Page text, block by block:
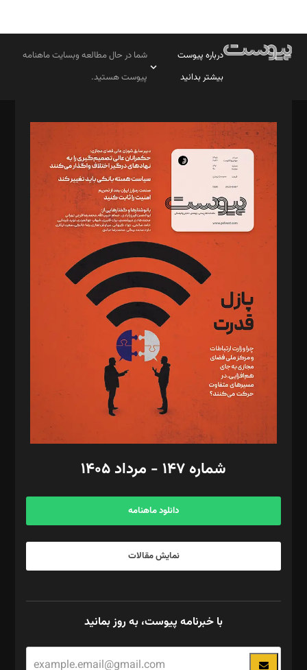
درباره پیوست
بیشتر بدانید
شما در حال مطالعه وبسایت ماهنامه
پیوست هستید.
مدیر مسئول: محمدباقر اثنی‌عشری
سردبیر: مهرک محمودی
دبیر تحریریه: میثم قاسمی
د‌بیر ناداستان: سمانه سمیع
د‌بیر خدمت و تجارت: ابوالفضل رجبی
د‌بیر حقوق فناوری: حسام‌الدین ایپکچی
د‌بیر پیوست جهان: مینا پاکدل
د‌بیر تحریریه آنلاین: بابک نقاش
تحریریه‌: مجتبی محمود‌ی، آرش برهمند، یسنا امان‌پور، سروش کرمیان،
مصطفی مسجدی آرانی، ابوالفضل رجبی، زهرا فکرانه، فائزه فتحی
رستمی،مصطفی باستان
ویرایش: نگار استاد‌‌آقا
طراح یونیفرم: مجید توکلی
فیلمبرداری و عکاسی: امیر شفیعی، مانی لطفی زاده
گرافیک و صفحه‌آرایی: سید‌سبحان‌علی ثابت
مد‌یر توسعه تجاری: کامبیز برید‌
امور مالی: شاپور رهبری، محمد‌ کاظمی‌نیا
آگهی و مشترکین: ۰۹۱۹۹۹۹۰۴۵۴
شماره ۱۴۷ - مرداد ۱۴۰۵
دانلود ماهنامه
نمایش مقالات
با خبرنامه پیوست، به روز بمانید